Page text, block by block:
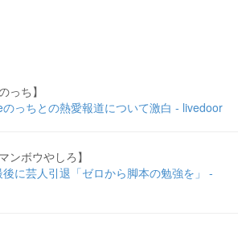
っち】
っちとの熱愛報道について激白 - livedoor
ンボウやしろ】
に芸人引退「ゼロから脚本の勉強を」 -